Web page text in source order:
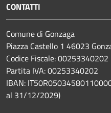
CONTATTI
Comune di Gonzaga
Piazza Castello 1 46023
Codice Fiscale: 00253340202
Partita IVA: 00253340202
IBAN:
al 31/12/2029)